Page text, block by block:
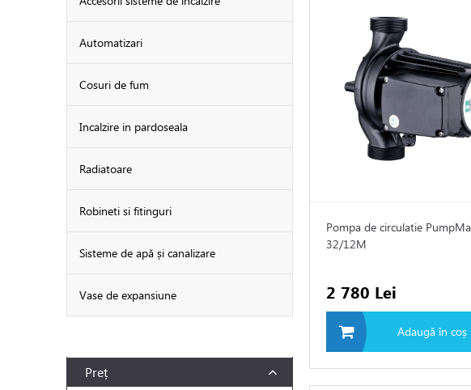
Automatizari
Cosuri de fum
Incalzire in pardoseala
Radiatoare
Robineti si fitinguri
Sisteme de apă și canalizare
Vase de expansiune
Preț
Pompa de circulatie
32/12M
2 780 Lei
Adaugă în coș